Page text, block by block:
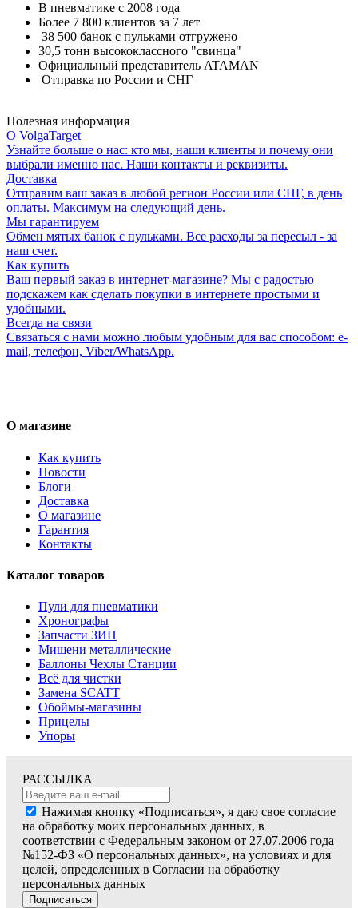
В пневматике с 2008 года
Более 7 800 клиентов за 7 лет
38 500 банок с пульками отгружено
30,5 тонн высококлассного "свинца"
Официальный представитель ATAMAN
Отправка по России и СНГ
Полезная информация
О VolgaTarget
Узнайте больше о нас: кто мы, наши клиенты и почему они
выбрали именно нас. Наши контакты и реквизиты.
Доставка
Отправим ваш заказ в любой регион России или СНГ, в день
оплаты. Максимум на следующий день.
Мы гарантируем
Обмен мятых банок с пульками. Все расходы за пересыл - за
наш счет.
Как купить
Ваш первый заказ в интернет-магазине? Мы с радостью
подскажем как сделать покупки в интернете простыми и
удобными.
Всегда на связи
Связаться с нами можно любым удобным для вас способом: e-
mail, телефон, Viber/WhatsApp.
О магазине
Как купить
Новости
Блоги
Доставка
О магазине
Гарантия
Контакты
Каталог товаров
Пули для пневматики
Хронографы
Запчасти ЗИП
Мишени металлические
Баллоны Чехлы Станции
Всё для чистки
Замена SCATT
Обоймы-магазины
Прицелы
Упоры
РАССЫЛКА
Нажимая кнопку «Подписаться», я даю свое согласие
на обработку моих персональных данных, в
соответствии с Федеральным законом от 27.07.2006 года
№152-ФЗ «О персональных данных», на условиях и для
целей, определенных в Согласии на обработку
персональных данных
Подписаться